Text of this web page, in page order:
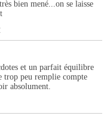
bien mené...on se laisse
et un parfait équilibre
trop peu remplie compte
absolument.